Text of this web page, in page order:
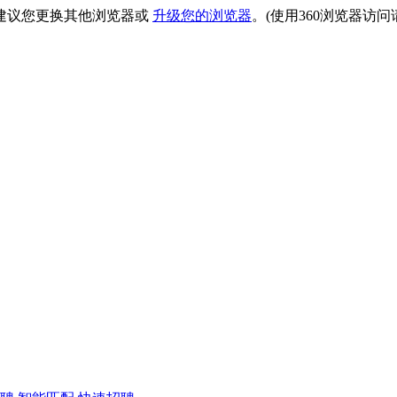
议您更换其他浏览器或 升级您的浏览器。(使用360浏览器访